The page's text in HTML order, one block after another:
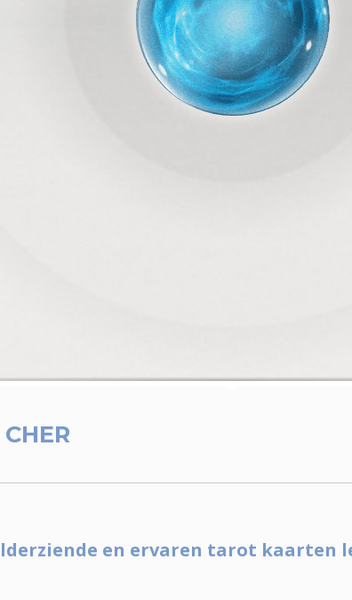
CHER
en ervaren tarot kaarten